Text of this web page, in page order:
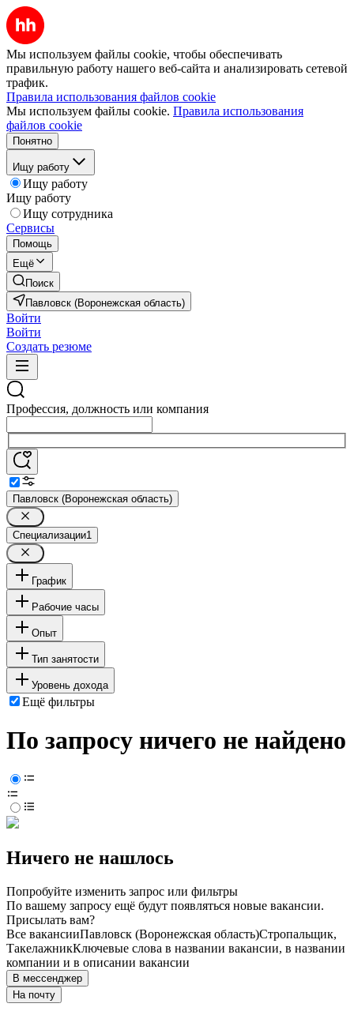
Мы используем файлы cookie, чтобы обеспечивать
правильную работу нашего веб-сайта и анализировать сетевой
трафик.
Правила использования файлов cookie
Мы используем файлы cookie. Правила использования
файлов cookie
Понятно
Ищу работу
Ищу работу
Ищу работу
Ищу сотрудника
Сервисы
Помощь
Ещё
Поиск
Павловск (Воронежская область)
Войти
Войти
Создать резюме
Профессия, должность или компания
Павловск (Воронежская область)
Специализации1
График
Рабочие часы
Опыт
Тип занятости
Уровень дохода
Ещё фильтры
По запросу ничего не найдено
Ничего не нашлось
Попробуйте изменить запрос или фильтры
По вашему запросу ещё будут появляться новые вакансии.
Присылать вам?
Все вакансииПавловск (Воронежская область)Стропальщик,
ТакелажникКлючевые слова в названии вакансии, в названии
компании и в описании вакансии
В мессенджер
На почту